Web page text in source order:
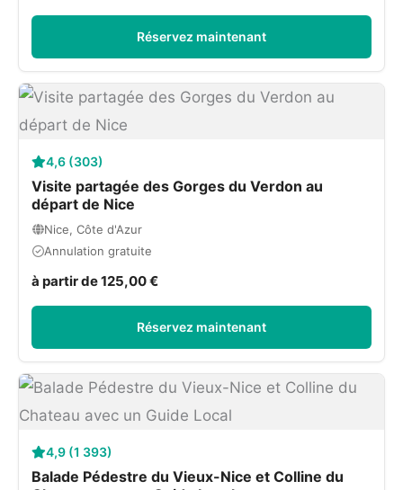
Réservez maintenant
4,6 (303)
Visite partagée des Gorges du Verdon au
départ de Nice
Nice, Côte d'Azur
Annulation gratuite
à partir de 125,00 €
Réservez maintenant
4,9 (1 393)
Balade Pédestre du Vieux-Nice et Colline du